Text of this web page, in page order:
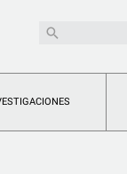
YouTubeBuscar: